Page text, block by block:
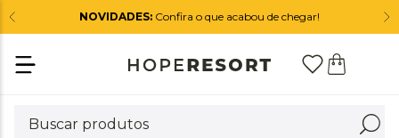
NOVIDADES: Confira o que acabou de chegar!